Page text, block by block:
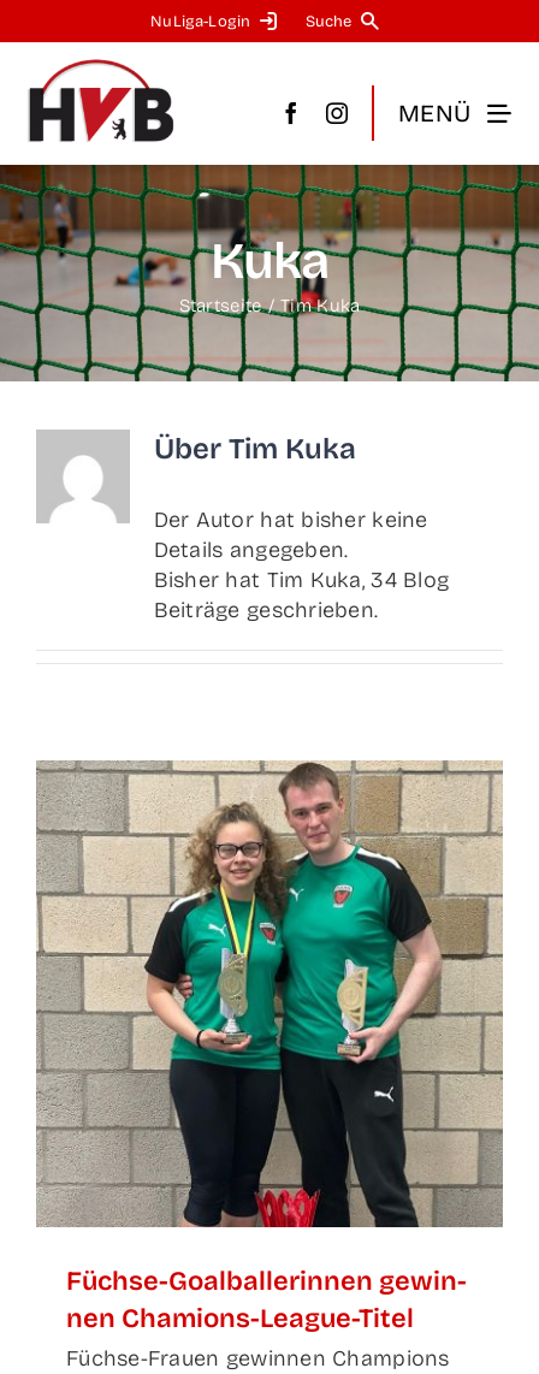
Inhalt
springen
NuLi­­ga-Log­in Suche
MENÜ
Kuka
Startseite Tim Kuka
Über Tim Kuka
Der Autor hat bisher keine
Details angegeben.
Bisher hat Tim Kuka, 34 Blog
Beiträge geschrieben.
Füch­se-Goal­bal­le­rin­nen gewin­
nen Chamions-League-Titel
Füchse-Frauen gewinnen Champions